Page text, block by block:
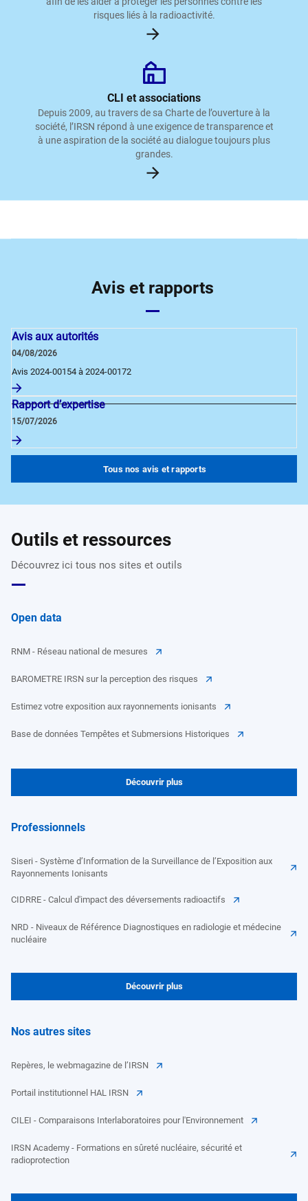
risques liés à la radioactivité.
CLI et associations
Depuis 2009, au travers de sa Charte de l’ouverture à la
société, l’IRSN répond à une exigence de transparence et
à une aspiration de la société au dialogue toujours plus
grandes.
Avis et rapports
Avis aux autorités
04/08/2026
Avis 2024-00154 à 2024-00172
Rapport d’expertise
15/07/2026
Tous nos avis et rapports
Outils et ressources
Découvrez ici tous nos sites et outils
Open data
RNM - Réseau national de mesures
BAROMETRE IRSN sur la perception des risques
Estimez votre exposition aux rayonnements ionisants
Base de données Tempêtes et Submersions Historiques
Découvrir plus
Professionnels
Siseri - Système d’Information de la Surveillance de l’Exposition aux
Rayonnements Ionisants
CIDRRE - Calcul d'impact des déversements radioactifs
NRD - Niveaux de Référence Diagnostiques en radiologie et médecine
nucléaire
Découvrir plus
Nos autres sites
Repères, le webmagazine de l’IRSN
Portail institutionnel HAL IRSN
CILEI - Comparaisons Interlaboratoires pour l'Environnement
IRSN Academy - Formations en sûreté nucléaire, sécurité et
radioprotection